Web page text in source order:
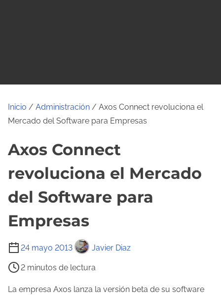
Inicio / Administración / Axos Connect revoluciona el
Mercado del Software para Empresas
Axos Connect
revoluciona el Mercado
del Software para
Empresas
24 mayo 2013 Javier Diaz
T
e
m
2 minutos de lectura
La empresa Axos lanza la versión beta de su software